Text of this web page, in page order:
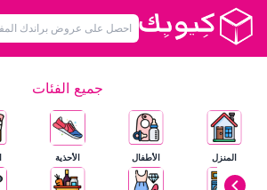
جميع الفئات
المنزل الأطفال الأحذية